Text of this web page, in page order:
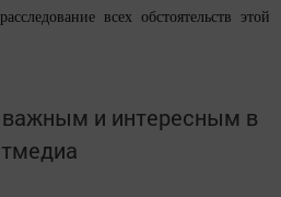
всех обстоятельств этой
и интересным в